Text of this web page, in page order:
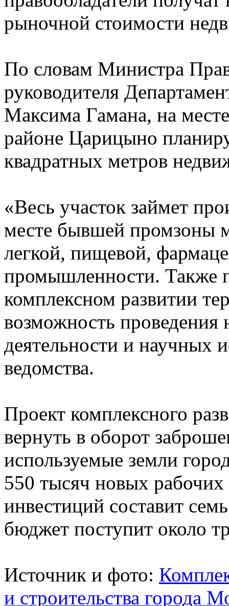
рыночной стоимости
По словам Министра
руководителя
Максима Гамана, на
районе Царицыно
квадратных метров
«Весь участок займет
месте бывшей промзоны
легкой, пищевой,
промышленности. Также
комплексном развитии
возможность проведения
деятельности и научных
ведомства.
Проект комплексного
вернуть в оборот
используемые земли
550 тысяч новых
инвестиций составит
бюджет поступит около
Источник и фото:
и строительства города